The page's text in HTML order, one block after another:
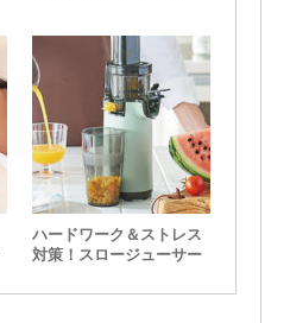
ハードワーク＆ストレス
対策！スロージューサー